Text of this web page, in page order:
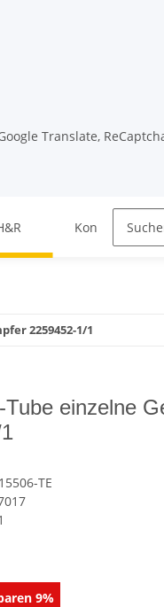
Translate,
Koni
2259452-1/1
Tube einzelne
15506-TE
9%